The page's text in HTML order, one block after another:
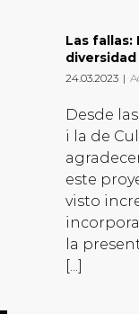
Las fallas:
diversidad
24.03.2023 |
Desde
i la de
este
visto
la
[...]